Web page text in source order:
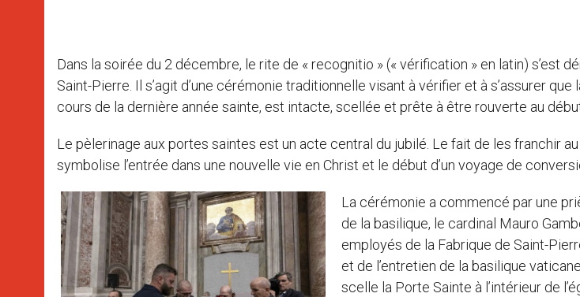
Dans la soirée du 2 décembre, le rite de « recognitio » (« vérification » en latin) s’est
Saint-Pierre. Il s’agit d’une cérémonie traditionnelle visant à vérifier et à s’assurer
cours de la dernière année sainte, est intacte, scellée et prête à être rouverte au
Le pèlerinage aux portes saintes est un acte central du jubilé. Le fait de les franchir au
symbolise l’entrée dans une nouvelle vie en Christ et le début d’un voyage de
La cérémonie a commencé par une
de la basilique, le cardinal Mauro
employés de la Fabrique de Saint-
et de l’entretien de la basilique
scelle la Porte Sainte à l’intérieur de